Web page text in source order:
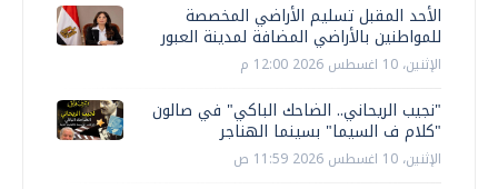
الأحد المقبل تسليم الأراضي المخصصة
للمواطنين بالأراضي المضافة لمدينة العبور
الإثنين، 10 اغسطس 2026 12:00 م
"نجيب الريحاني.. الضاحك الباكي" في صالون
"كلام ف السيما" بسينما الهناجر
الإثنين، 10 اغسطس 2026 11:59 ص